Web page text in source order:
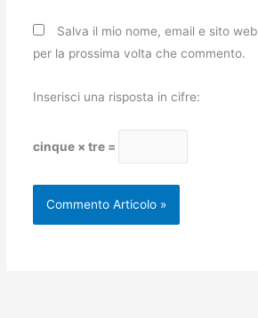
Salva il mio nome, email e sito
per la prossima volta che commento.
Inserisci una risposta in cifre:
cinque × tre =